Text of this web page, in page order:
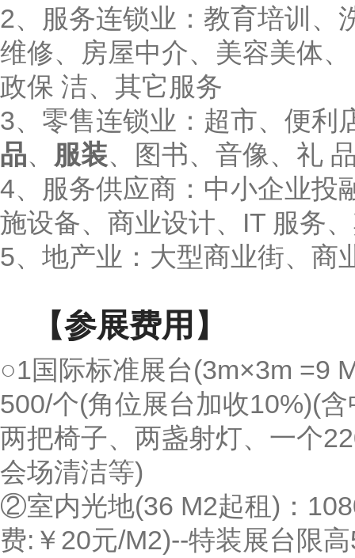
2、服务连锁业：教育培训、
维修、房屋中介、美容美体
政保 洁、其它服务
3、零售连锁业：超市、便利
品、 服装、图书、音像、礼
4、服务供应商：中小企业投
施设备、商业设计、IT 服务
5、地产业：大型商业街、商
【参展费用】
○1国际标准展台(3m×3m =9
500/个(角位展台加收10%)(
两把椅子、两盏射灯、一个
会场清洁等)
②室内光地(36 M2起租)：
费:￥20元/M2)--特装展台限